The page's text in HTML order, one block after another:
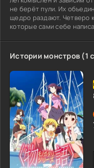
не берёт пули. Их
щедро раздают. Четверо
которые сами себе
Истории монстров (1
100